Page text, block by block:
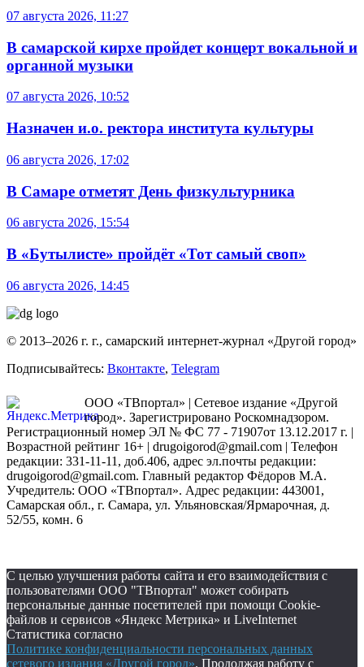
07 августа 2026, 11:27
В самарской кирхе пройдет концерт вокальной и
органной музыки
07 августа 2026, 10:52
Назначен и.о. ректора института культуры
06 августа 2026, 17:02
В Самаре отметят День физкультурника
06 августа 2026, 15:54
В «Бутылисте» пройдёт «Тот самый своп»
06 августа 2026, 14:45
© 2013–2026 г. г., самарский интернет-журнал «Другой город»
Подписывайтесь: Вконтакте, Telegram
ООО «ТВпортал» | Сетевое издание «Другой
город». Зарегистрировано Роскомнадзором.
Регистрационный номер ЭЛ № ФС 77 - 71907от 13.12.2017 г. |
Возрастной рейтинг 16+ | drugoigorod@gmail.com | Телефон
редакции: 331-11-11, доб.406, адрес эл.почты редакции:
drugoigorod@gmail.com. Главный редактор Фёдоров М.А.
Учредитель: ООО «ТВпортал». Адрес редакции: 443001,
Самарская обл., г. Самара, ул. Ульяновская/Ярмарочная, д.
52/55, комн. 6
С целью улучшения работы сайта и его взаимодействия с
пользователями ООО "ТВпортал" может собирать
персональные данные посетителей при помощи Cookie-
файлов и сервисов «Яндекс Метрика» и LiveInternet
Статистика согласно
Политике конфиденциальности персональных данных
сетевого издания «Другой город». Продолжая работу с